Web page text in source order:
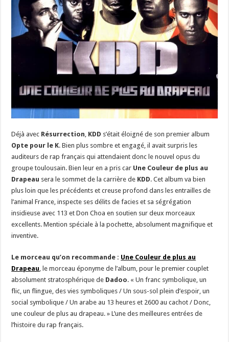
Déjà avec Résurrection, KDD s’était éloigné de son premier album
Opte pour le K. Bien plus sombre et engagé, il avait surpris les
auditeurs de rap français qui attendaient donc le nouvel opus du
groupe toulousain. Bien leur en a pris car Une Couleur de plus au
Drapeau sera le sommet de la carrière de KDD. Cet album va bien
plus loin que les précédents et creuse profond dans les entrailles de
l’animal France, inspecte ses délits de facies et sa ségrégation
insidieuse avec 113 et Don Choa en soutien sur deux morceaux
excellents. Mention spéciale à la pochette, absolument magnifique et
inventive.
Le morceau qu’on recommande : Une Couleur de plus au
Drapeau, le morceau éponyme de l’album, pour le premier couplet
absolument stratosphérique de Dadoo. « Un franc symbolique, un
flic, un flingue, des vies symboliques / Un sous-sol plein d’espoir, un
social symbolique / Un arabe au 13 heures et 2600 au cachot / Donc,
une couleur de plus au drapeau. » L’une des meilleures entrées de
l’histoire du rap français.